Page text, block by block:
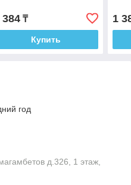
384₸
Купить
1
год
д.326, 1 этаж,